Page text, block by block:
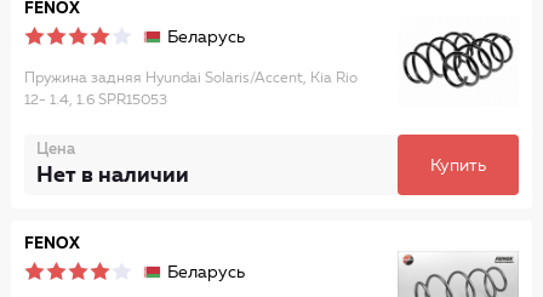
FENOX
Беларусь
Пружина задняя Hyundai Solaris/Accent, Kia Rio
12- 1.4, 1.6 SPR15053
Цена
Нет в наличии Купить
FENOX
Беларусь